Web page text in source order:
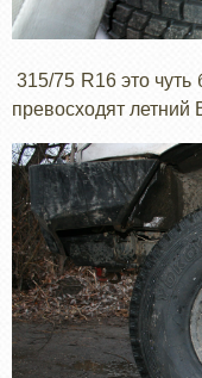
315/75 R16 это
превосходят летний